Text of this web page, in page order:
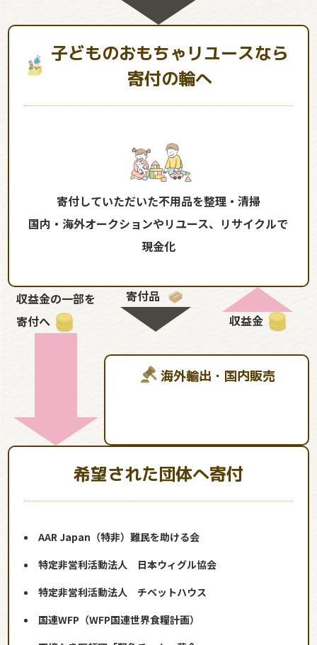
子どものおもちゃリユースなら
寄付の輪へ
寄付していただいた不用品を整理・清掃
国内・海外オークションやリユース、リサイクルで
現金化
収益金の一部を
寄付へ
寄付品
収益金
海外輸出・国内販売
希望された団体へ寄付
AAR Japan（特非）難民を助ける会
特定非営利活動法人 日本ウィグル協会
特定非営利活動法人 チベットハウス
国連WFP（WFP国連世界食糧計画）